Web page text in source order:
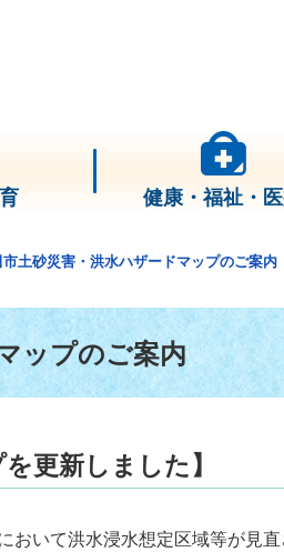
健康・福祉・
土砂災害・洪水ハザードマップのご案内
ップのご案内
更新しました】
いて洪水浸水想定区域等が見直